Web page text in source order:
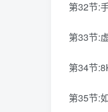
第32节:
第33节:
第34节
第35节: